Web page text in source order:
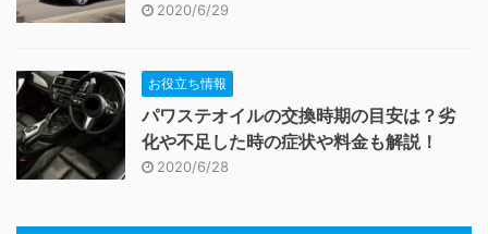
2020/6/29
お役立ち情報
パワステオイルの交換時期の目安は？劣
化や不足した時の症状や料金も解説！
2020/6/28